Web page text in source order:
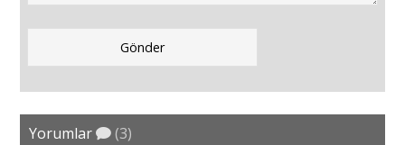
Yorumlar (3)